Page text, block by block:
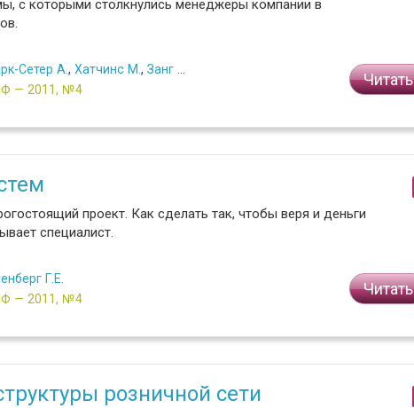
с которыми столкнулись менеджеры компании в
Сетер А. , Хатчинс М. , Занг К.
— 2011, №4
Читать
проект. Как сделать так, чтобы веря и деньги
специалист.
Г.Е.
— 2011, №4
Читать
розничной сети